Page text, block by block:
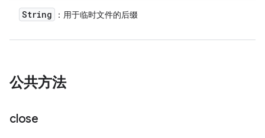
String ：用于临时文件的后缀
公共方法
close